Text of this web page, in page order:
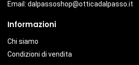
Email: dalpassoshop@otticadalpasso.it
Informazioni
Chi siamo
Condizioni di vendita